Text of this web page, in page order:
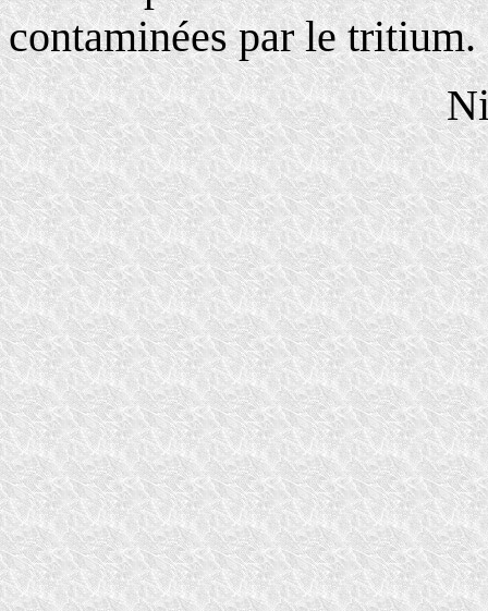
contaminées par le tritium.